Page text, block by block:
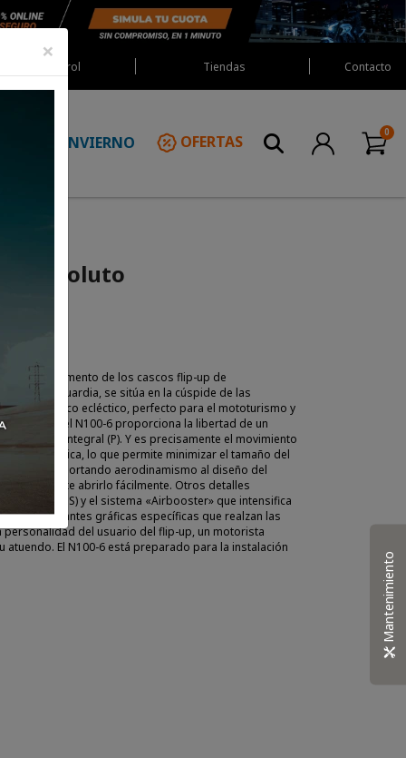
Red Castrol Tiendas Contacto
INVIERNO OFERTAS
6 Assoluto
en el segmento de los cascos flip-up de
de vanguardia, se sitúa en la cúspide de las
Un casco ecléctico, perfecto para el mototurismo y
del N100-6 proporciona la libertad de un
un casco integral (P). Y es precisamente el movimiento
elíptica, lo que permite minimizar el tamaño del
abierta, aportando aerodinamismo al diseño del
permite abrirlo fácilmente. Otros detalles
(VPS) y el sistema «Airbooster» que intensifica
creado variantes gráficas específicas que realzan las
del usuario del flip-up, un motorista
atuendo. El N100-6 está preparado para la instalación
×
Mantenimiento